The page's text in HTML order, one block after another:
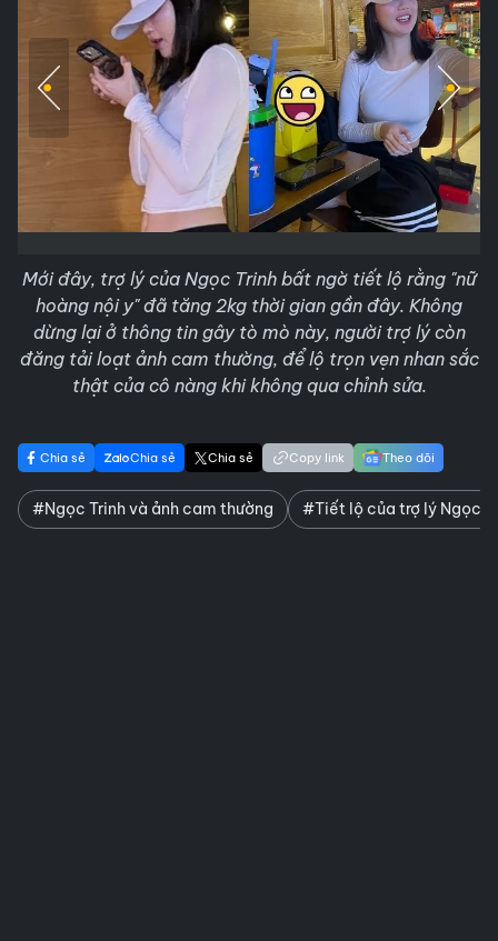
Mới đây, trợ lý của Ngọc Trinh bất ngờ tiết lộ rằng "nữ
hoàng nội y" đã tăng 2kg thời gian gần đây. Không
dừng lại ở thông tin gây tò mò này, người trợ lý còn
đăng tải loạt ảnh cam thường, để lộ trọn vẹn nhan sắc
thật của cô nàng khi không qua chỉnh sửa.
Chia sẻ Chia sẻ Chia sẻ Copy link Theo dõi
#Ngọc Trinh và ảnh cam thường #Tiết lộ của trợ lý Ngọc